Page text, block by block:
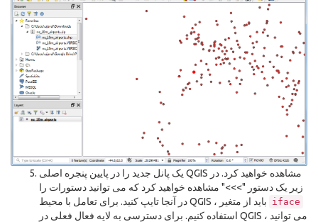
یک پانل جدید را در پایین پنجره اصلی QGIS مشاهده خواهید کرد. در
زیر یک دستور ">>>" مشاهده خواهید کرد که می توانید دستورات را
iface
استفاده کنیم. برای دسترسی به لایه فعال فعلی در QGIS ، می توانید